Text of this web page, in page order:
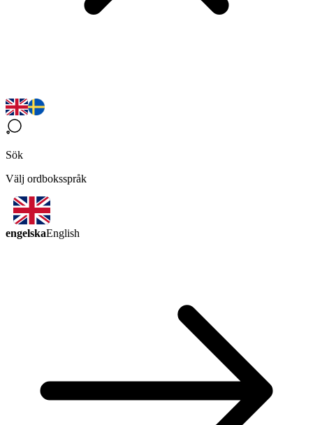
Sök
Välj ordboksspråk
engelskaEnglish